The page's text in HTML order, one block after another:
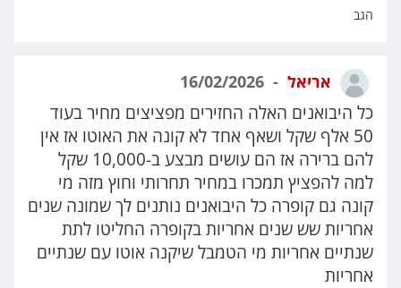
הגב
אריאל
כל היבואנים האלה החזירים מפציצים מחיר בעוד
50 אלף שקל ושאף אחד לא קונה את האוטו אז אין
להם ברירה אז הם עושים מבצע ב-10,000 שקל
למה להפציץ תמכרו במחיר תחרותי וחוץ מזה מי
קונה גם קופרה כל היבואנים נותנים לך שמונה שנים
אחריות שש שנים אחריות בקופרה החליטו לתת
שנתיים אחריות מי הטמבל שיקנה אוטו עם שנתיים
אחריות